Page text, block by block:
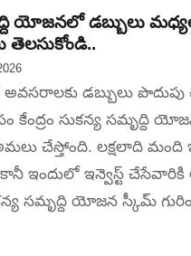
యోజనలో డబ్బులు
తెలసుకోండి..
అవసరాలకు డబ్బులు
కేంద్రం సుకన్య సమృద్ది
చేస్తోంది. లక్షలాది మంది
కానీ ఇందులో ఇన్వెస్ట్
సమృద్ది యోజన స్కీమ్